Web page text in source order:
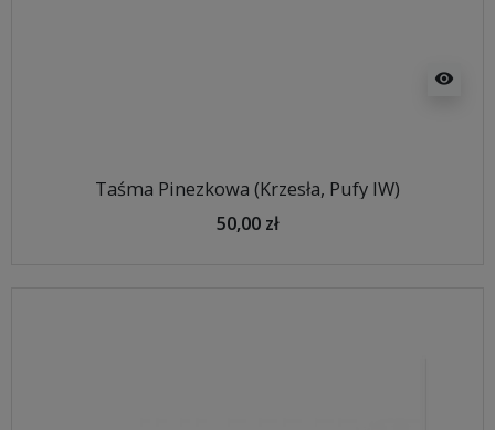
visibility
Taśma Pinezkowa (Krzesła, Pufy IW)
50,00 zł